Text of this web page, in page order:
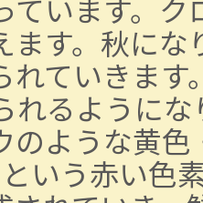
います。ク
す。秋にな
ていきます
るようにな
ような黄
いう赤い色